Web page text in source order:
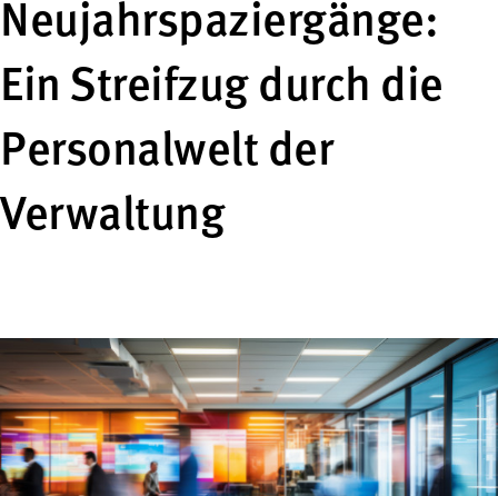
Neujahrspaziergänge:
Ein Streifzug durch die
Personalwelt der
Verwaltung